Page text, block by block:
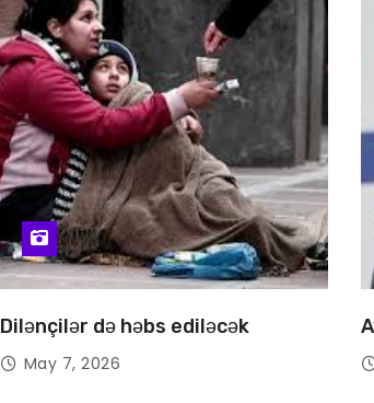
Dilənçilər də həbs ediləcək
May 7, 2026